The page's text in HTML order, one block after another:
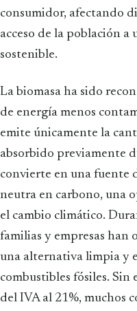
consumidor, afectando
acceso de la población
sostenible.
La biomasa ha sido
de energía menos
emite únicamente la
absorbido previamente
convierte en una fuente
neutra en carbono, una
el cambio climático.
familias y empresas han
una alternativa limpia y
combustibles fósiles. Sin
del IVA al 21%, muchos